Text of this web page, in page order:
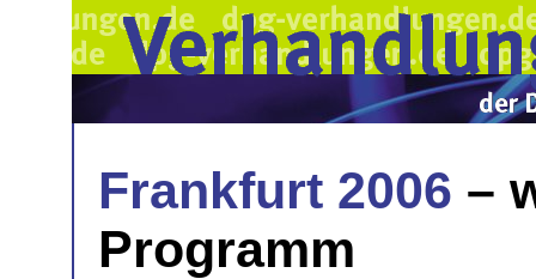
Frankfurt 2006 –
Programm